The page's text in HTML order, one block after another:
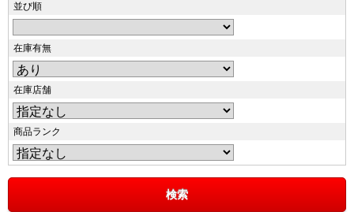
並び順
在庫有無
在庫店舗
商品ランク